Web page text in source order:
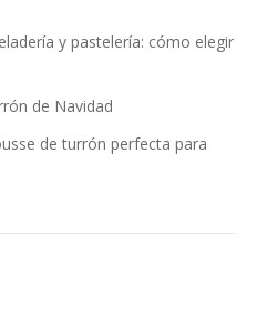
y pastelería: cómo elegir
de Navidad
de turrón perfecta para